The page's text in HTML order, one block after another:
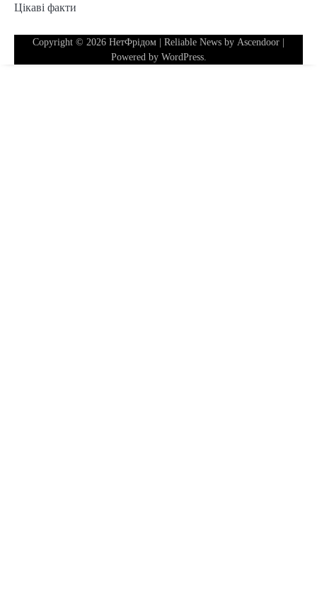
Цікаві факти
Copyright © 2026 НетФрідом | Reliable News by Ascendoor
Powered by WordPress.